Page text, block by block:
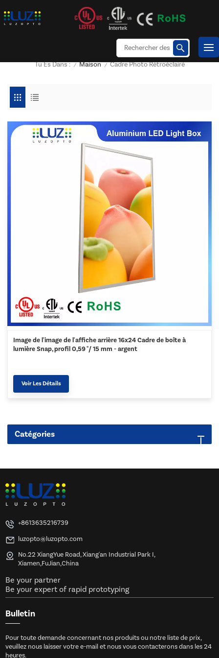
Tu Es Dans : / Maison / Cadre Photo Rétroéclairé
Image de l'image de l'affiche arrière 16x24 Cadre de boîte à
lumière Snap, profil 0,59 "/ 15 mm - argent
Voir Les Détails
Catégories
+8613635216739
luzopto@luzopto.com
No.22 XiangYue Road, Xiang'an Industrial Park I,
Xiamen,FuJian,China
Be your partner
Be your expert of rapid prototyping
Bulletin
Pour toute demande concernant nos produits ou notre liste de prix,
veuillez nous laisser votre e-mail et nous vous contacterons dans les 24
heures.